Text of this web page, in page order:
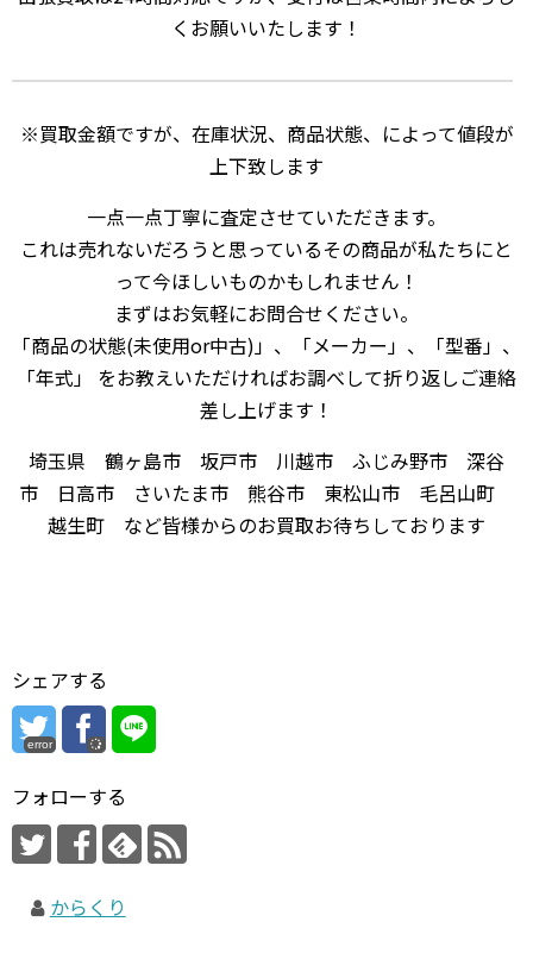
くお願いいたします！
※買取金額ですが、在庫状況、商品状態、によって値段が
上下致します
一点一点丁寧に査定させていただきます。
これは売れないだろうと思っているその商品が私たちにと
って今ほしいものかもしれません！
まずはお気軽にお問合せください。
「商品の状態(未使用or中古)」、「メーカー」、「型番」、
「年式」 をお教えいただければお調べして折り返しご連絡
差し上げます！
埼玉県 鶴ヶ島市 坂戸市 川越市 ふじみ野市 深谷
市 日高市 さいたま市 熊谷市 東松山市 毛呂山町
越生町 など皆様からのお買取お待ちしております
シェアする
error
フォローする
からくり